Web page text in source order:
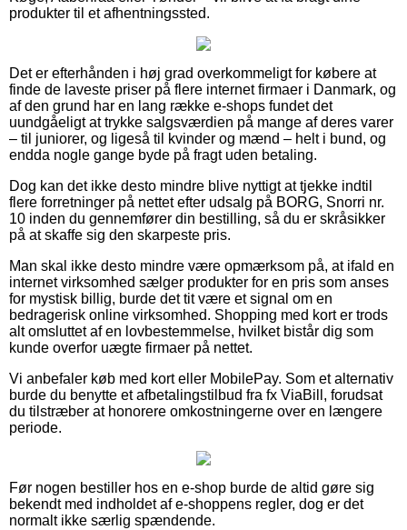
produkter til et afhentningssted.
Det er efterhånden i høj grad overkommeligt for købere at
finde de laveste priser på flere internet firmaer i Danmark, og
af den grund har en lang række e-shops fundet det
uundgåeligt at trykke salgsværdien på mange af deres varer
– til juniorer, og ligeså til kvinder og mænd – helt i bund, og
endda nogle gange byde på fragt uden betaling.
Dog kan det ikke desto mindre blive nyttigt at tjekke indtil
flere forretninger på nettet efter udsalg på BORG, Snorri nr.
10 inden du gennemfører din bestilling, så du er skråsikker
på at skaffe sig den skarpeste pris.
Man skal ikke desto mindre være opmærksom på, at ifald en
internet virksomhed sælger produkter for en pris som anses
for mystisk billig, burde det tit være et signal om en
bedragerisk online virksomhed. Shopping med kort er trods
alt omsluttet af en lovbestemmelse, hvilket bistår dig som
kunde overfor uægte firmaer på nettet.
Vi anbefaler køb med kort eller MobilePay. Som et alternativ
burde du benytte et afbetalingstilbud fra fx ViaBill, forudsat
du tilstræber at honorere omkostningerne over en længere
periode.
Før nogen bestiller hos en e-shop burde de altid gøre sig
bekendt med indholdet af e-shoppens regler, dog er det
normalt ikke særlig spændende.